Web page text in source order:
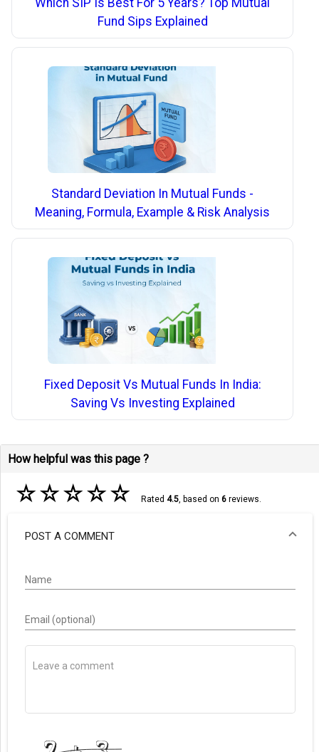
Fund Sips Explained
Standard Deviation In Mutual Funds -
Meaning, Formula, Example & Risk Analysis
Fixed Deposit Vs Mutual Funds In India:
Saving Vs Investing Explained
How helpful was this page ?
☆☆☆☆☆ Rated 4.5, based on 6reviews.
POST A COMMENT
Name
Email (optional)